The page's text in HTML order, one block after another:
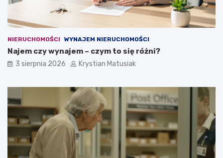
NIERUCHOMOŚCI WYNAJEM NIERUCHOMOŚCI
Najem czy wynajem – czym to się różni?
3 sierpnia 2026 Krystian Matusiak